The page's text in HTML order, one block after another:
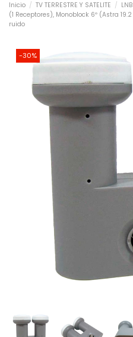
Inicio TV TERRESTRE Y SATELITE LNB
(1 Receptores), Monoblock 6º (Astra
ruido
-30%